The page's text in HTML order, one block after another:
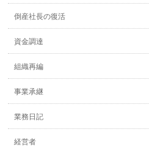
倒産社長の復活
資金調達
組織再編
事業承継
業務日記
経営者